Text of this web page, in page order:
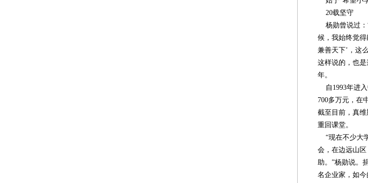
20载坚守
杨勋曾说过：
候，我始终觉
兼善天下’，这
这样说的，也
年。
自1993年进入
700多万元，在
截至目前，真
重回课堂。
“现在不少大
会，在边远山
助。”杨勋说。
名企业家，如